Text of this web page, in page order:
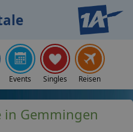
Events Singles Reisen
in Gemmingen